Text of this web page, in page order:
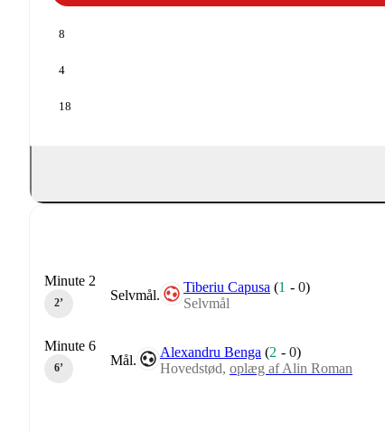
8
4
18
Selvmål.
Tiberiu Capusa (1 -0)
Selvmål
Minute 2
2‎’‎
Mål.
Alexandru Benga (2 -0)
Hovedstød, oplæg af Alin Roman
Minute 6
6‎’‎